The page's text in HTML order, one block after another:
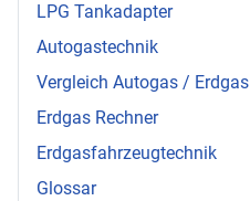
LPG Tankadapter
Autogastechnik
Vergleich Autogas / Erdgas
Erdgas Rechner
Erdgasfahrzeugtechnik
Glossar